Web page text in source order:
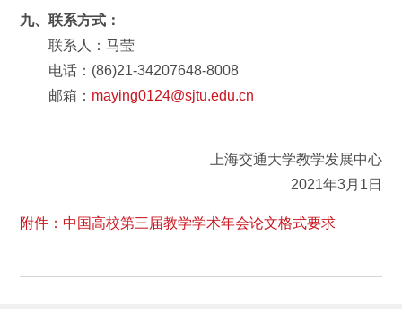
九、联系方式：
联系人：马莹
电话：(86)21-34207648-8008
邮箱： maying0124@sjtu.edu.cn
上海交通大学教学发展中心
2021年3月1日
附件：中国高校第三届教学学术年会论文格式要求